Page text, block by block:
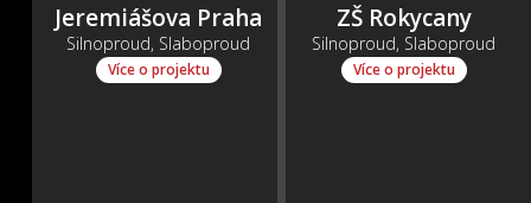
Jeremiášova Praha
Silnoproud, Slaboproud
Více o projektu
ZŠ Rokycany
Silnoproud, Slaboproud
Více o projektu